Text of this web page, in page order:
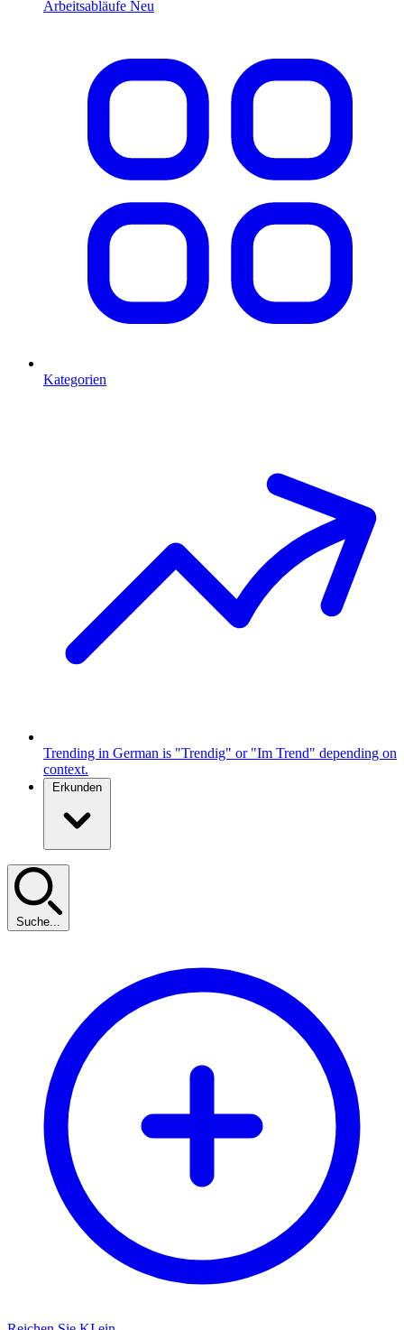
Arbeitsabläufe Neu
Kategorien
Trending in German is "Trendig" or "Im Trend" depending on
context.
Erkunden
Suche...